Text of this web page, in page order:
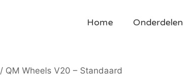
Home Onderdelen
/ QM Wheels V20 – Standaard